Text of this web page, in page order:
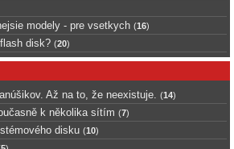
modely - pre vsetkych (16)
disk? (20)
Až na to, že neexistuje. (14)
k několika sítím (7)
disku (10)